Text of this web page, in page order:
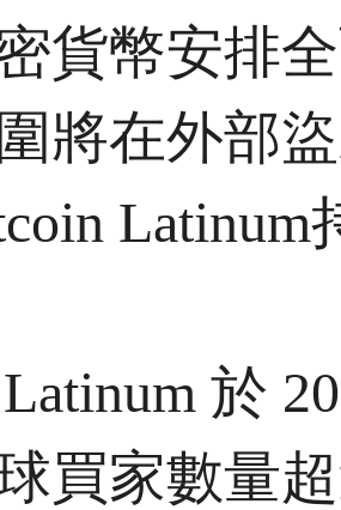
貨幣安排
將在外部
於
買家數量